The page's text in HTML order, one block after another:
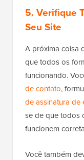
5. Verifique
Seu Site
A próxima coisa
que todos os
funcionando.
de contato,
de assinatura de
se de que todos
funcionem
Você também